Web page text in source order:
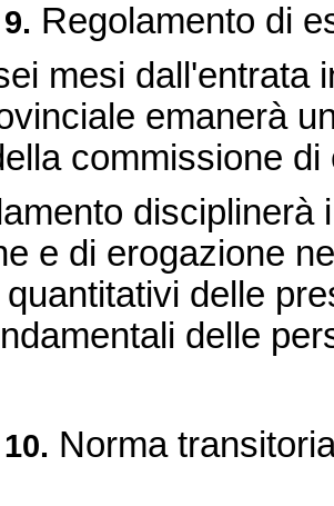
Regolamento di
mesi dall'entrata
emanerà
commissione
disciplinerà i
e di erogazione
delle
delle
Norma